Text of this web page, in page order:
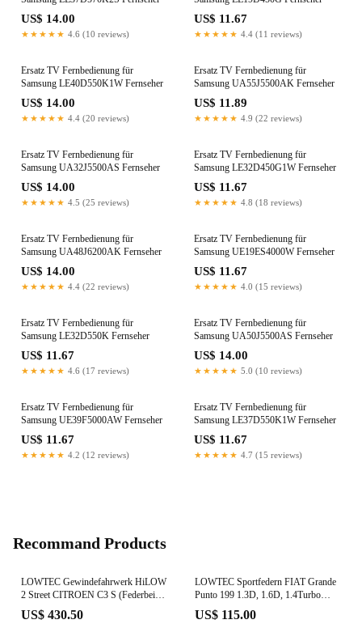
US$ 14.00
★★★★★ 4.6 (10 reviews)
US$ 11.67
★★★★★ 4.4 (11 reviews)
Ersatz TV Fernbedienung für
Samsung LE40D550K1W Fernseher
US$ 14.00
★★★★★ 4.4 (20 reviews)
Ersatz TV Fernbedienung für
Samsung UA55J5500AK Fernseher
US$ 11.89
★★★★★ 4.9 (22 reviews)
Ersatz TV Fernbedienung für
Samsung UA32J5500AS Fernseher
US$ 14.00
★★★★★ 4.5 (25 reviews)
Ersatz TV Fernbedienung für
Samsung LE32D450G1W Fernseher
US$ 11.67
★★★★★ 4.8 (18 reviews)
Ersatz TV Fernbedienung für
Samsung UA48J6200AK Fernseher
US$ 14.00
★★★★★ 4.4 (22 reviews)
Ersatz TV Fernbedienung für
Samsung UE19ES4000W Fernseher
US$ 11.67
★★★★★ 4.0 (15 reviews)
Ersatz TV Fernbedienung für
Samsung LE32D550K Fernseher
US$ 11.67
★★★★★ 4.6 (17 reviews)
Ersatz TV Fernbedienung für
Samsung UA50J5500AS Fernseher
US$ 14.00
★★★★★ 5.0 (10 reviews)
Ersatz TV Fernbedienung für
Samsung UE39F5000AW Fernseher
US$ 11.67
★★★★★ 4.2 (12 reviews)
Ersatz TV Fernbedienung für
Samsung LE37D550K1W Fernseher
US$ 11.67
★★★★★ 4.7 (15 reviews)
Recommand Products
LOWTEC Gewindefahrwerk HiLOW
2 Street CITROEN C3 S (Federbein
VA 51 mm) 17- | VA:0-70 HA: 20-70
US$ 430.50
LOWTEC Sportfedern FIAT Grande
Punto 199 1.3D, 1.6D, 1.4Turbo
10.05- | VA:30 HA: --
US$ 115.00